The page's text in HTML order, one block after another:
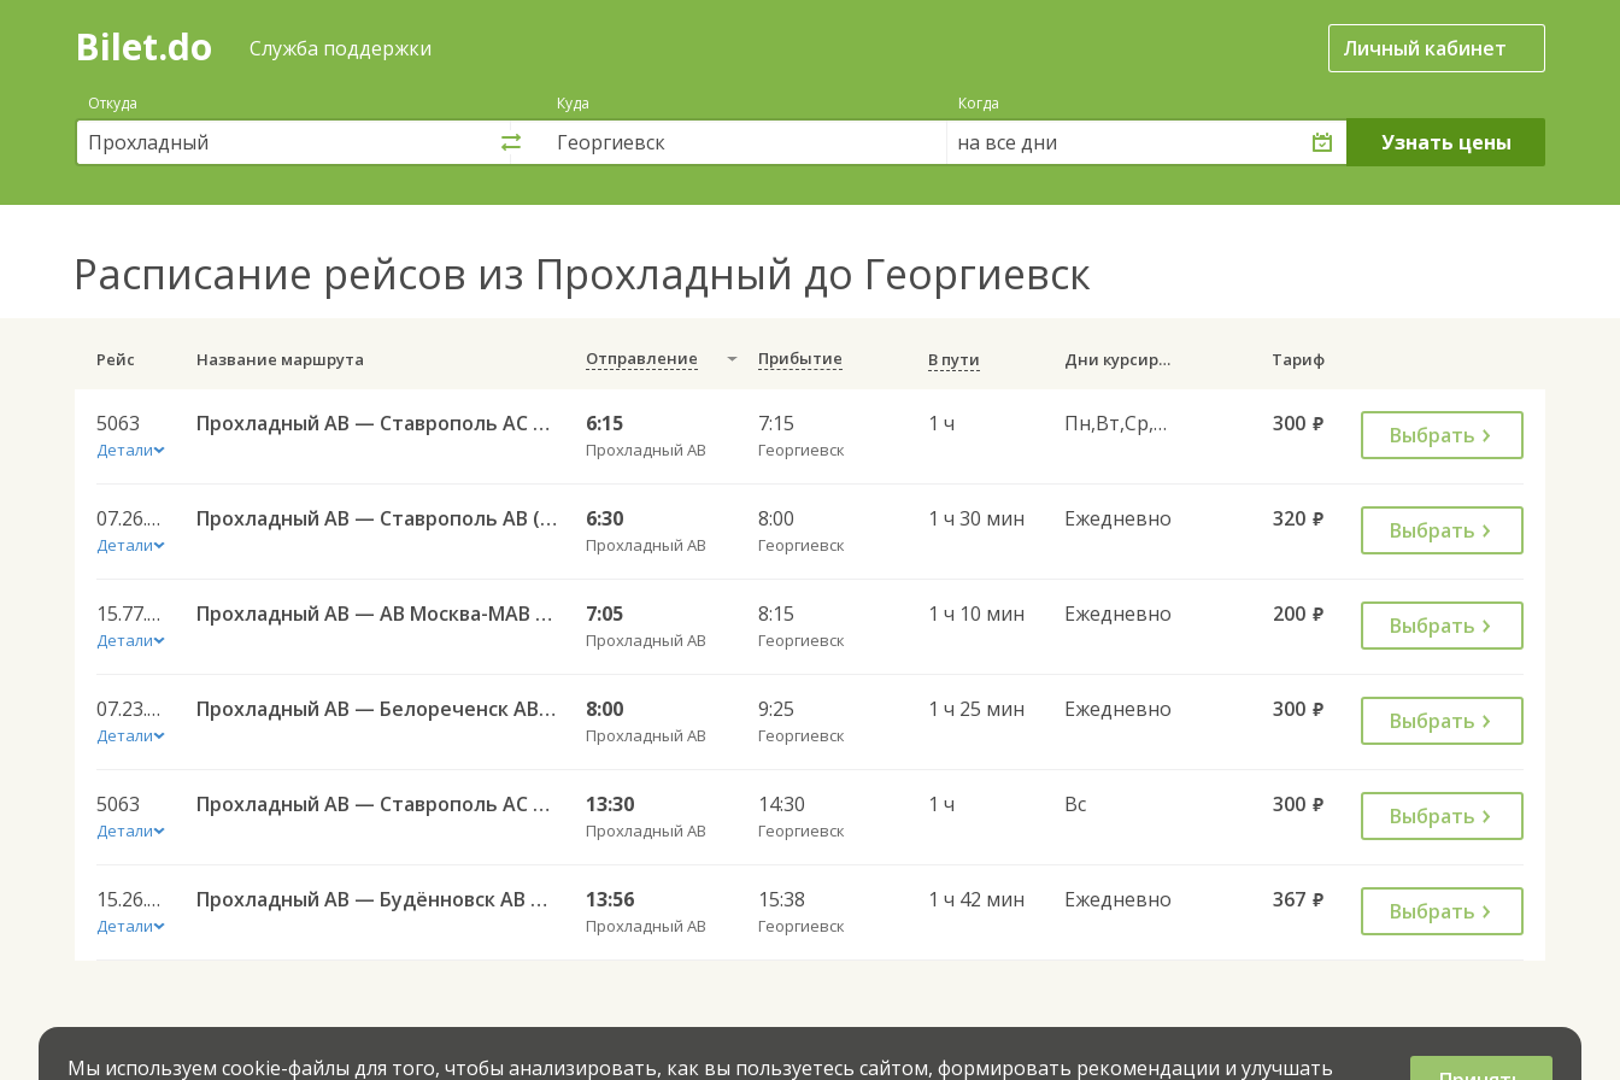
Поиск
покупка
билетов
автобус
онлайн
Bilet.do Служба поддержки Личный кабинет
Откуда Куда Когда
на все дни
Расписание рейсов из Прохладный до Георгиевск
Рейс Название маршрута Отправление Прибытие В пути Дни курсирования Тариф
5063
Детали
Прохладный АВ — Ставрополь АС Южная (Доватерцев) 5063 6:15
Прохладный АВ
7:15
Георгиевск
1 ч Пн,Вт,Ср,Чт,Пт 300 руб. Выбрать
07.26.086
Детали
Прохладный АВ — Ставрополь АВ (Жукова) 07.26.086 6:30
Прохладный АВ
8:00
Георгиевск
1 ч 30 мин Ежедневно 320 руб. Выбрать
15.77.005
Детали
Прохладный АВ — АВ Москва-МАВ Саларьево 15.77.005 7:05
Прохладный АВ
8:15
Георгиевск
1 ч 10 мин Ежедневно 200 руб. Выбрать
07.23.045
Детали
Прохладный АВ — Белореченск АВ 07.23.045 8:00
Прохладный АВ
9:25
Георгиевск
1 ч 25 мин Ежедневно 300 руб. Выбрать
5063
Детали
Прохладный АВ — Ставрополь АС Южная (Доватерцев) 5063 13:30
Прохладный АВ
14:30
Георгиевск
1 ч Вс 300 руб. Выбрать
15.26.014
Детали
Прохладный АВ — Будённовск АВ 15.26.014 13:56
Прохладный АВ
15:38
Георгиевск
1 ч 42 мин Ежедневно 367 руб. Выбрать
Мы используем cookie-файлы для того, чтобы анализировать, как вы пользуетесь сайтом, формировать рекомендации и улучшать